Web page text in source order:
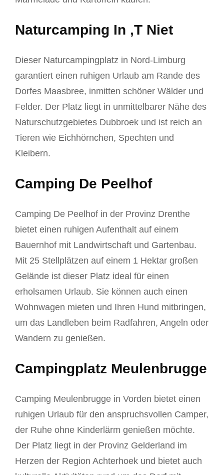
Naturcamping In ‚T Niet
Dieser Naturcampingplatz in Nord-Limburg
garantiert einen ruhigen Urlaub am Rande des
Dorfes Maasbree, inmitten schöner Wälder und
Felder. Der Platz liegt in unmittelbarer Nähe des
Naturschutzgebietes Dubbroek und ist reich an
Tieren wie Eichhörnchen, Spechten und
Kleibern.
Camping De Peelhof
Camping De Peelhof in der Provinz Drenthe
bietet einen ruhigen Aufenthalt auf einem
Bauernhof mit Landwirtschaft und Gartenbau.
Mit 25 Stellplätzen auf einem 1 Hektar großen
Gelände ist dieser Platz ideal für einen
erholsamen Urlaub. Sie können auch einen
Wohnwagen mieten und Ihren Hund mitbringen,
um das Landleben beim Radfahren, Angeln oder
Wandern zu genießen.
Campingplatz Meulenbrugge
Camping Meulenbrugge in Vorden bietet einen
ruhigen Urlaub für den anspruchsvollen Camper,
der Ruhe ohne Kinderlärm genießen möchte.
Der Platz liegt in der Provinz Gelderland im
Herzen der Region Achterhoek und bietet auch